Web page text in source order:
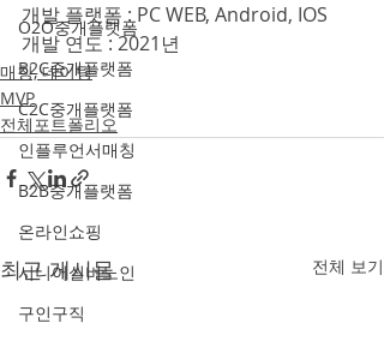
O2O중개플랫폼
B2C중개플랫폼
C2C중개플랫폼
인플루언서매칭
B2B중개플랫폼
온라인쇼핑
시니어실버노인
구인구직
개발 플랫폼 : PC WEB, Android, IOS
개발 연도 : 2021년
매칭, 데이팅
MVP
전체포트폴리오
최근 게시물 전체 보기